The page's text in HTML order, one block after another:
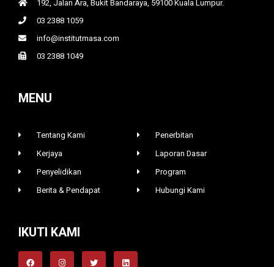
192, Jalan Ara, Bukit Bandaraya, 59100 Kuala Lumpur.
03 2388 1059
info@institutmasa.com
03 2388 1049
MENU
Tentang Kami
Kerjaya
Penyelidikan
Berita & Pendapat
Penerbitan
Laporan Dasar
Program
Hubungi Kami
IKUTI KAMI